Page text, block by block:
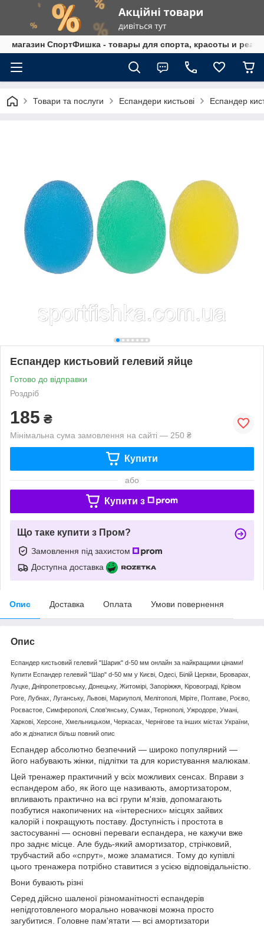
магазин СпортФишка - товары для спорта, красоты и
Товари та послуги Еспандери кистьові Еспандер
Еспандер кистьовий гелевий яйце
Готово до відправки
Роздріб
185 ₴
Мінімальна сума замовлення на сайті — 250 ₴
Купити
або
Купити з
Що таке купити з Пром?
Замовлення під захистом
Доступна доставка
Опис Доставка Оплата Умови повернення
Опис
Еспандер кистьовий гелевий "Шарик" d-50 мм онлайн за найкращими цінами!
Купити Еспандер гелевий "Шар" d-50 мм у Києві, Одесі, Білій Церкви, Броварах,
Луцке, Дніпропетровську, Донецьку, Житомірі, Запоріжжя, Кіровограді, Крівом
Роге, Лубнах, Луганську, Львові, Мариуполі, Мелітополі, Міріте, Полтаве, Роєво,
Роєвастое, Симферополі, Слов'янську, Сумах, Тернополі, Ужродоре, Умані,
Харкові, Херсоне, Хмельницьком, Черкасах, Чернігове та інших містах України,
або ж дізнатися більш повний опис
Еспандер абсолютно безпечний — широко популярний —
його набувають жінки, підлітки та для користування малюкам.
Цей тренажер практичний у всіх можливих сенсах. Вправи з
еспандером або, як його ще називають, амортизатором,
впливають практично на всі групи м'язів, допомагають
позбутися накопичених на «інтересних» місцях зайвих
калорій і покращують поставу. Доступність і простота в
застосуванні — основні переваги еспандера, не кажучи вже
про заднє місце. Але будь-який амортизатор, стрічковий,
трубчастий або «спрут», може зламатися. Тому до купівлі
цього тренажера потрібно ставитися з усією відповідальністю.
Вони бувають різні
Серед дійсно шаленої різноманітності еспандерів
непідготовленого морально новачкові можна просто
загубитися. Головне пам'ятати — всі амортизатори